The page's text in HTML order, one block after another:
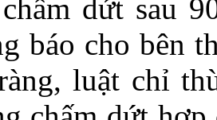
dứt sau
báo cho bên
luật chỉ